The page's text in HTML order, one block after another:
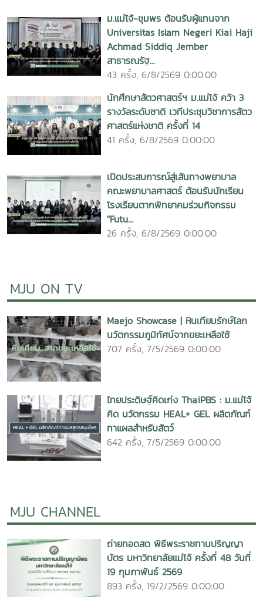
แต่ยังเป็นอีกหนึ่งความภาคภูมิใจของ มหาวิทยาลัยแม่โจ้
ประเทศไทย และเครือข่ายศิษย์เก่า SEARCA ตลอดจนสะท้อน
บทบาทของมหาวิทยาลัยแม่โจ้ในฐานะมหาวิทยาลัยด้านการเกษตร
ที่มุ่งสร้างองค์ความรู้ นวัตกรรม และการพัฒนาที่ตอบโจทย์ชุมชน
และสังคม พร้อมเชื่อมโยงความร่วมมือกับสถาบันการศึกษาและ
เครือข่ายนานาชาติประชาคมมหาวิทยาลัยแม่โจ้ขอร่วมแสดงความ
ยินดีและความภาคภูมิใจกับ รองศาสตราจารย์ ดร.วีระพล ทองมา
อธิการบดีมหาวิทยาลัยแม่โจ้ ในโอกาสได้รับรางวัล Outstanding
SEARCA Scholarship Alumni (OSSA) Awards 2026 อันทรง
เกียรติรางวัลนี้เป็นประจักษ์พยานถึงความมุ่งมั่น ทุ่มเท และการ
ภาคการเกษตร เสริมสร้างความเข้มแข็งของชุมชน และขยายเครือ
ข่ายความร่วมมือในระดับนานาชาติ อันนำมาซึ่งการยอมรับในระดับ
ภูมิภาค และสร้างชื่อเสียงและความภาคภูมิใจให้แก่มหาวิทยาลัยแม่
โจ้และประเทศไทย
ม.แม่โจ้-ชุมพร ต้อนรับผู้แทนจาก
Universitas Islam Negeri Kiai Haji
Achmad Siddiq Jember
สาธารณรัฐ...
43 ครั้ง, 6/8/2569 0:00:00
นักศึกษาสัตวศาสตร์ฯ ม.แม่โจ้ คว้า 3
รางวัลระดับชาติ เวทีประชุมวิชาการสัตว
ศาสตร์แห่งชาติ ครั้งที่ 14
41 ครั้ง, 6/8/2569 0:00:00
เปิดประสบการณ์สู่เส้นทางพยาบาล
คณะพยาบาลศาสตร์ ต้อนรับนักเรียน
โรงเรียนตากพิทยาคมร่วมกิจกรรม
"Futu...
26 ครั้ง, 6/8/2569 0:00:00
MJU ON TV
Maejo Showcase | หินเทียมรักษ์โลก
นวัตกรรมภูมิทัศน์จากขยะเหลือใช้
707 ครั้ง, 7/5/2569 0:00:00
ไทยประดิษฐ์คิดเก่ง ThaiPBS : ม.แม่โจ้
คิด นวัตกรรม HEAL+ GEL ผลิตภัณฑ์
ทาแผลสำหรับสัตว์
642 ครั้ง, 7/5/2569 0:00:00
MJU CHANNEL
ถ่ายทอดสด พิธีพระราชทานปริญญา
บัตร มหาวิทยาลัยแม่โจ้ ครั้งที่ 48 วันที่
19 กุมภาพันธ์ 2569
893 ครั้ง, 19/2/2569 0:00:00